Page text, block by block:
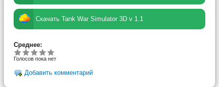
Скачать Tank War Simulator 3D v 1.1
Среднее:
Голосов пока нет
Добавить комментарий